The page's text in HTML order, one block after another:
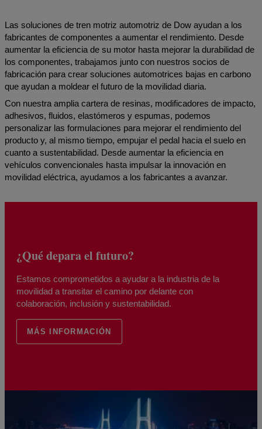
Las soluciones de tren motriz automotriz de Dow ayudan a los
fabricantes de componentes a aumentar el rendimiento. Desde
aumentar la eficiencia de su motor hasta mejorar la durabilidad de
los componentes, trabajamos junto con nuestros socios de
fabricación para crear soluciones automotrices bajas en carbono
que ayudan a moldear el futuro de la movilidad diaria.
Con nuestra amplia cartera de resinas, modificadores de impacto,
adhesivos, fluidos, elastómeros y espumas, podemos
personalizar las formulaciones para mejorar el rendimiento del
producto y, al mismo tiempo, empujar el pedal hacia el suelo en
cuanto a sustentabilidad. Desde aumentar la eficiencia en
vehículos convencionales hasta impulsar la innovación en
movilidad eléctrica, ayudamos a los fabricantes a avanzar.
¿Qué depara el futuro?
Estamos comprometidos a ayudar a la industria de la
movilidad a transitar el camino por delante con
colaboración, inclusión y sustentabilidad.
MÁS INFORMACIÓN